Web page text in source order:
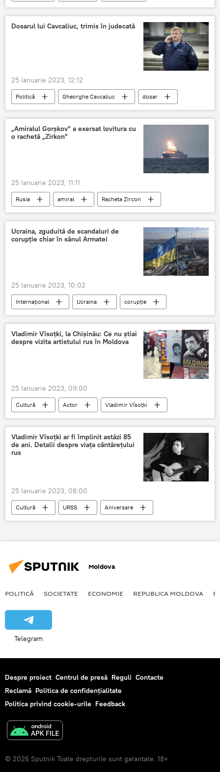
Dosarul lui Cavcaliuc, trimis în judecată
25 Ianuarie 2023, 12:12
Politică Gheorghe Cavcaliuc
dosar
Judecată
„Amiralul Gorșkov” a exersat lovitura cu
o rachetă „Zirkon”
25 Ianuarie 2023, 11:11
Rusia amiral Racheta Zircon
Ucraina, zguduită de scandaluri de
corupţie chiar în sânul Armatei
25 Ianuarie 2023, 10:02
Internațional Ucraina
corupție
forțele armate
Vladimir Vîsoțki, la Chișinău: Ce nu știai
despre vizita artistului rus în Moldova
25 Ianuarie 2023, 09:00
Cultură Actor
Vladimir Vîsoţki
Aniversare
Vladimir Vîsoțki ar fi împlinit astăzi 85
de ani. Detalii despre viața cântărețului
rus
25 Ianuarie 2023, 08:00
Cultură URSS
Aniversare
Vladimir Vîsoţki
cântăreţ
Moldova
POLITICĂ SOCIETATE ECONOMIE REPUBLICA MOLDOVA
Telegram
Despre proiect Centrul de presă Reguli Contacte
Reclamă Politica de confidențialitate
Politica privind cookie-urile Feedback
© 2026 Sputnik Toate drepturile sunt garantate. 18+